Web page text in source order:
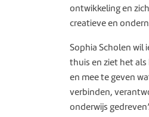
ontwikkeling en
creatieve en
Sophia Scholen wil
thuis en ziet het
en mee te geven
verbinden,
onderwijs